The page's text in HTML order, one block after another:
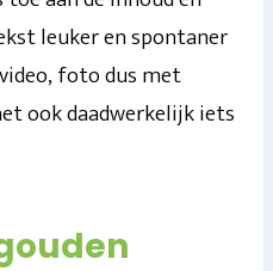
leuker en spontaner
foto dus met
ook daadwerkelijk iets